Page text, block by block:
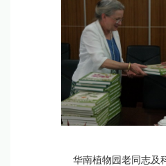
华南植物园老同志及